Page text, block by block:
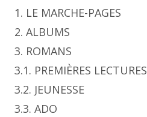
1. LE MARCHE-PAGES
2. ALBUMS
3. ROMANS
3.1. PREMIÈRES LECTURES
3.2. JEUNESSE
3.3. ADO